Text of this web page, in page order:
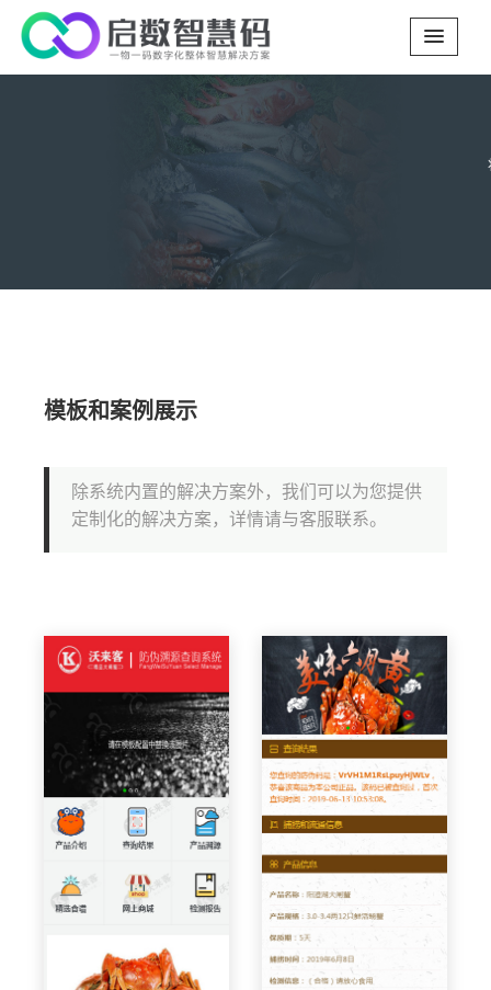
模板和案例展示
除系统内置的解决方案外，我们可以为您提供
定制化的解决方案，详情请与客服联系。
扫码预览效果 扫码预览效果